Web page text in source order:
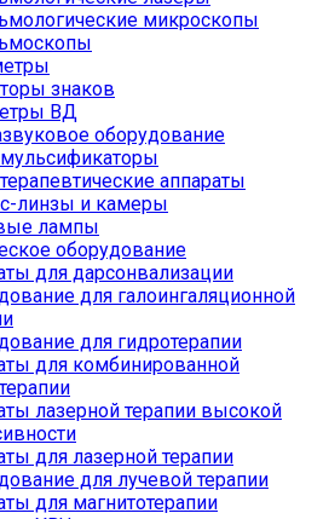
микроскопы
знаков
ВД
оборудование
аппараты
линзы и камеры
лампы
оборудование
для дарсонвализации
для галоингаляционной
для гидротерапии
для комбинированной
лазерной терапии высокой
для лазерной терапии
для лучевой терапии
для магнитотерапии